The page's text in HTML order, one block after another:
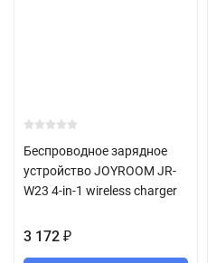
Беспроводное зарядное
устройство JOYROOM JR-
W23 4-in-1 wireless charger
3 172 ₽